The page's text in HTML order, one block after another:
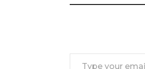
Type your email…